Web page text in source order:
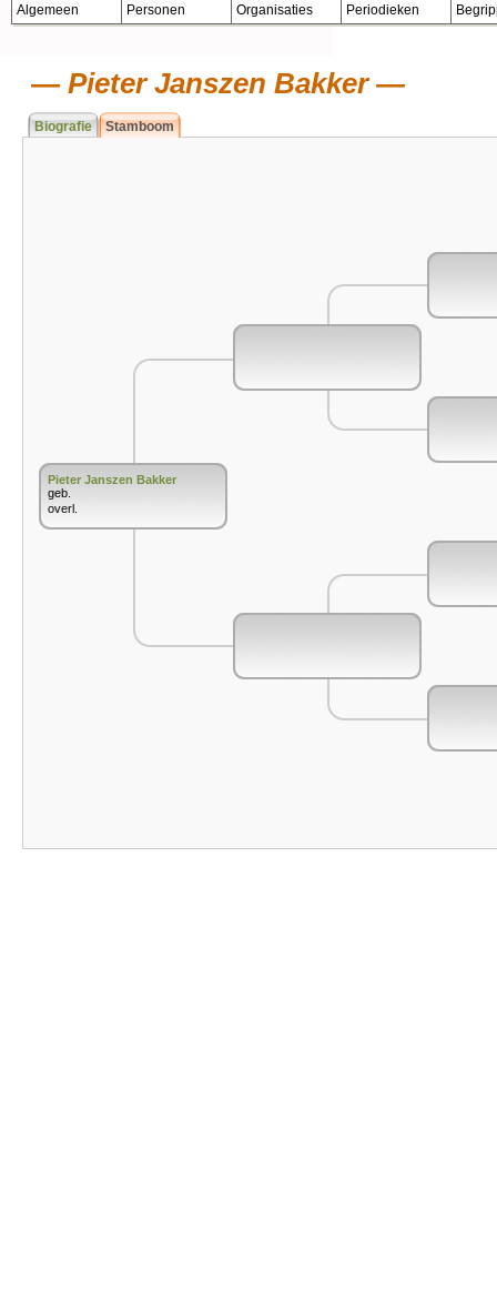
Algemeen Personen Organisaties Periodieken
Pieter Janszen Bakker
Biografie Stamboom
Pieter Janszen Bakker
geb.
overl.